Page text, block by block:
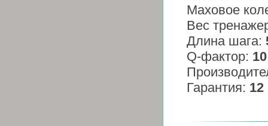
Маховое
Вес
Длина шага:
Q-фактор: 10
Гарантия: